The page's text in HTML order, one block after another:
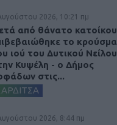
2026, 10:21 πμ
από θάνατο κατοίκου
το κρούσμα
ιού του Δυτικού Νείλου
Κυψέλη - ο Δήμος
στις...
2026, 8:44 πμ